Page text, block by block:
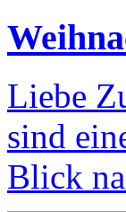
Liebe
sind
Blick